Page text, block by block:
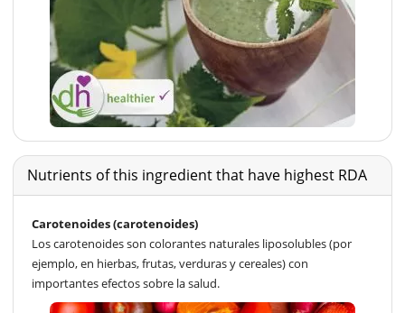
Nutrients of this ingredient that have highest RDA
Carotenoides (carotenoides)
Los carotenoides son colorantes naturales liposolubles (por
ejemplo, en hierbas, frutas, verduras y cereales) con
importantes efectos sobre la salud.